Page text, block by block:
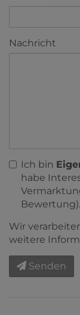
Nachricht
Ich bin
habe
Bewertung).
Wir
weitere
Senden